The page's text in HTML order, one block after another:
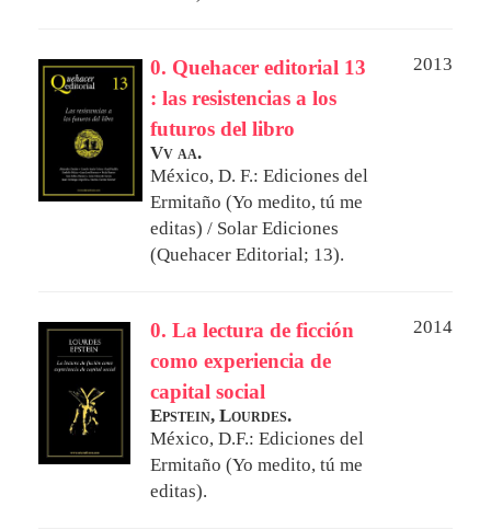
0. Quehacer editorial 13
: las resistencias a los
futuros del libro
2013
Vv aa.
México, D. F.: Ediciones del
Ermitaño (Yo medito, tú me
editas) / Solar Ediciones
(Quehacer Editorial; 13).
0. La lectura de ficción
como experiencia de
capital social
2014
Epstein, Lourdes.
México, D.F.: Ediciones del
Ermitaño (Yo medito, tú me
editas).